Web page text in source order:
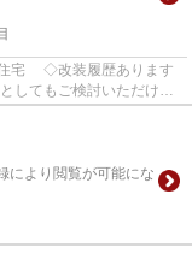
住宅 ◇改装履歴あります
てもご検討いただけま
により閲覧が可能にな